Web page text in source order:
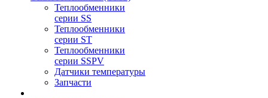
Теплообменники
серии SS
Теплообменники
серии ST
Теплообменники
серии SSPV
Датчики температуры
Запчасти